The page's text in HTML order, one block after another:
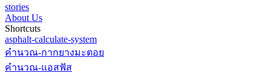
stories
About Us
Shortcuts
asphalt-calculate-system
คำนวณ-กากยางมะตอย
คำนวณ-แอสฟัส